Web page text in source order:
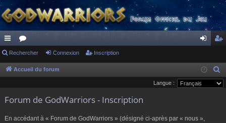
ac
co
ci
or
u
s
ne cri
pti
Rechercher Connexion Inscription
Accueil du forum
e
Langue :
Forum de GodWarriors - Inscription
En accédant à « Forum de GodWarriors » (désigné ci-après par « nous »,